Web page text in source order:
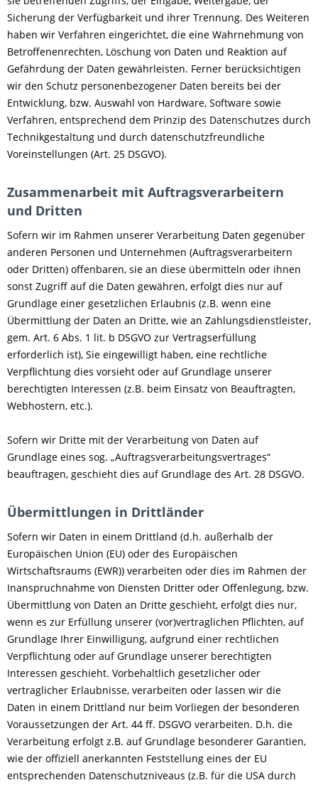
Sicherung der Verfügbarkeit und ihrer Trennung. Des Weiteren
haben wir Verfahren eingerichtet, die eine Wahrnehmung von
Betroffenenrechten, Löschung von Daten und Reaktion auf
Gefährdung der Daten gewährleisten. Ferner berücksichtigen
wir den Schutz personenbezogener Daten bereits bei der
Entwicklung, bzw. Auswahl von Hardware, Software sowie
Verfahren, entsprechend dem Prinzip des Datenschutzes durch
Technikgestaltung und durch datenschutzfreundliche
Voreinstellungen (Art. 25 DSGVO).
Zusammenarbeit mit Auftragsverarbeitern
und Dritten
Sofern wir im Rahmen unserer Verarbeitung Daten gegenüber
anderen Personen und Unternehmen (Auftragsverarbeitern
oder Dritten) offenbaren, sie an diese übermitteln oder ihnen
sonst Zugriff auf die Daten gewähren, erfolgt dies nur auf
Grundlage einer gesetzlichen Erlaubnis (z.B. wenn eine
Übermittlung der Daten an Dritte, wie an Zahlungsdienstleister,
gem. Art. 6 Abs. 1 lit. b DSGVO zur Vertragserfüllung
erforderlich ist), Sie eingewilligt haben, eine rechtliche
Verpflichtung dies vorsieht oder auf Grundlage unserer
berechtigten Interessen (z.B. beim Einsatz von Beauftragten,
Webhostern, etc.).
Sofern wir Dritte mit der Verarbeitung von Daten auf
Grundlage eines sog. „Auftragsverarbeitungsvertrages“
beauftragen, geschieht dies auf Grundlage des Art. 28 DSGVO.
Übermittlungen in Drittländer
Sofern wir Daten in einem Drittland (d.h. außerhalb der
Europäischen Union (EU) oder des Europäischen
Wirtschaftsraums (EWR)) verarbeiten oder dies im Rahmen der
Inanspruchnahme von Diensten Dritter oder Offenlegung, bzw.
Übermittlung von Daten an Dritte geschieht, erfolgt dies nur,
wenn es zur Erfüllung unserer (vor)vertraglichen Pflichten, auf
Grundlage Ihrer Einwilligung, aufgrund einer rechtlichen
Verpflichtung oder auf Grundlage unserer berechtigten
Interessen geschieht. Vorbehaltlich gesetzlicher oder
vertraglicher Erlaubnisse, verarbeiten oder lassen wir die
Daten in einem Drittland nur beim Vorliegen der besonderen
Voraussetzungen der Art. 44 ff. DSGVO verarbeiten. D.h. die
Verarbeitung erfolgt z.B. auf Grundlage besonderer Garantien,
wie der offiziell anerkannten Feststellung eines der EU
entsprechenden Datenschutzniveaus (z.B. für die USA durch